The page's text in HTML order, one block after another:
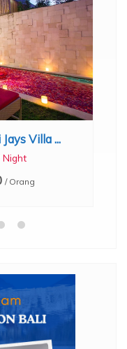
Villa ...
Night
/ Orang